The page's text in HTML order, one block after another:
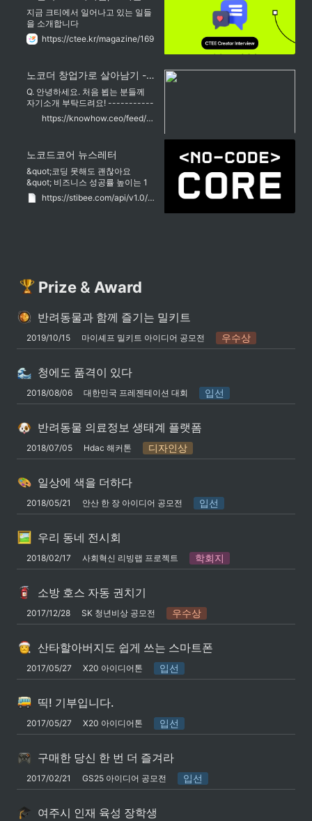
지금 크티에서 일어나고 있는 일들
을 소개합니다
https://ctee.kr/magazine/169
노코더 창업가로 살아남기 - KNOWHOW
Q. 안녕하세요. 처음 뵙는 분들께
자기소개 부탁드려요! -----------
------------------------------
-----------------------...
https://knowhow.ceo/feed/de0c97e8-ab92-4c21-9ff0-13dbae2ea038
노코드코어 뉴스레터
&quot;코딩 못해도 괜찮아요
&quot; 비즈니스 성공률 높이는 1
등 뉴스레터
https://stibee.com/api/v1.0/emails/share/clkAIzfPmP020ZFJ_6mfDpHtRODOCqo=
Prize & Award
반려동물과 함께 즐기는 밀키트
2019/10/15 마이셰프 밀키트 아이디어 공모전 우수상
청에도 품격이 있다
2018/08/06 대한민국 프레젠테이션 대회 입선
반려동물 의료정보 생태계 플랫폼
2018/07/05 Hdac 해커톤 디자인상
일상에 색을 더하다
2018/05/21 안산 한 장 아이디어 공모전 입선
우리 동네 전시회
2018/02/17 사회혁신 리빙랩 프로젝트 학회지
소방 호스 자동 권치기
2017/12/28 SK 청년비상 공모전 우수상
산타할아버지도 쉽게 쓰는 스마트폰
2017/05/27 X20 아이디어톤 입선
띡! 기부입니다.
2017/05/27 X20 아이디어톤 입선
구매한 당신 한 번 더 즐겨라
2017/02/21 GS25 아이디어 공모전 입선
여주시 인재 육성 장학생